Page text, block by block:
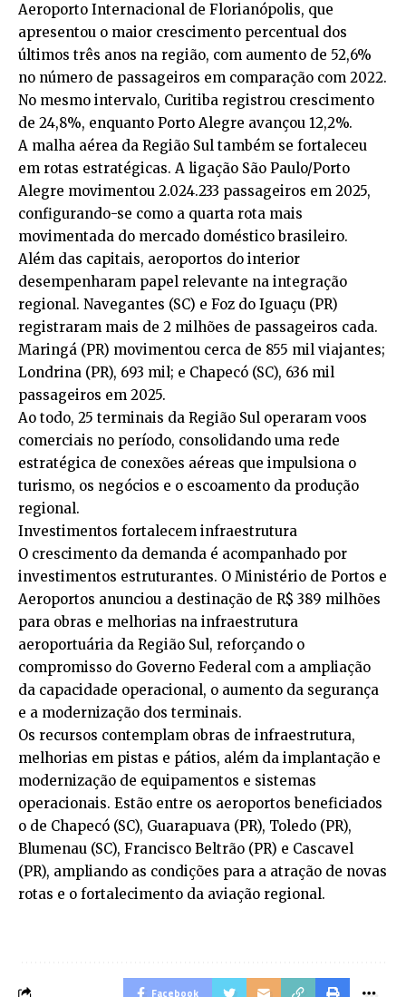
Aeroporto Internacional de Florianópolis, que
apresentou o maior crescimento percentual dos
últimos três anos na região, com aumento de 52,6%
no número de passageiros em comparação com 2022.
No mesmo intervalo, Curitiba registrou crescimento
de 24,8%, enquanto Porto Alegre avançou 12,2%.
A malha aérea da Região Sul também se fortaleceu
em rotas estratégicas. A ligação São Paulo/Porto
Alegre movimentou 2.024.233 passageiros em 2025,
configurando-se como a quarta rota mais
movimentada do mercado doméstico brasileiro.
Além das capitais, aeroportos do interior
desempenharam papel relevante na integração
regional. Navegantes (SC) e Foz do Iguaçu (PR)
registraram mais de 2 milhões de passageiros cada.
Maringá (PR) movimentou cerca de 855 mil viajantes;
Londrina (PR), 693 mil; e Chapecó (SC), 636 mil
passageiros em 2025.
Ao todo, 25 terminais da Região Sul operaram voos
comerciais no período, consolidando uma rede
estratégica de conexões aéreas que impulsiona o
turismo, os negócios e o escoamento da produção
regional.
Investimentos fortalecem infraestrutura
O crescimento da demanda é acompanhado por
investimentos estruturantes. O Ministério de Portos e
Aeroportos anunciou a destinação de R$ 389 milhões
para obras e melhorias na infraestrutura
aeroportuária da Região Sul, reforçando o
compromisso do Governo Federal com a ampliação
da capacidade operacional, o aumento da segurança
e a modernização dos terminais.
Os recursos contemplam obras de infraestrutura,
melhorias em pistas e pátios, além da implantação e
modernização de equipamentos e sistemas
operacionais. Estão entre os aeroportos beneficiados
o de Chapecó (SC), Guarapuava (PR), Toledo (PR),
Blumenau (SC), Francisco Beltrão (PR) e Cascavel
(PR), ampliando as condições para a atração de novas
rotas e o fortalecimento da aviação regional.
Facebook